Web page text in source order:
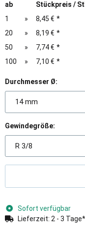
ab
Stückpreis /
1
» 8,45 € *
20
» 8,19 € *
50
» 7,74 € *
100
» 7,10 € *
Durchmesser Ø:
14 mm
Gewindegröße:
R 3/8
Sofort verfügbar
Lieferzeit: 2 - 3 Tage*